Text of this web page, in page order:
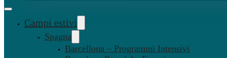
Campi estivi
Spagna
Barcellona – Programmi Intensivi